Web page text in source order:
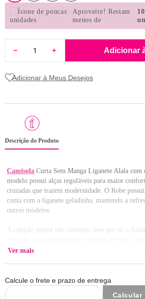
8 pijama
9 sutiã renda
Aproveite! Restam
menos de
10
Adicionar
Descrição do Produto
Camisola Curta Sem Manga Liganete Alala com
modelo possui alças reguláveis para maior
cruzadas que trazem modernidade. O Robe
conta com a liganete geladinha, mantendo a
outros modelos.
A coleção possui um caimento leve que só o
Composição do Robe: 100% Poliamida
Ver mais
Calcule o frete e prazo de entrega